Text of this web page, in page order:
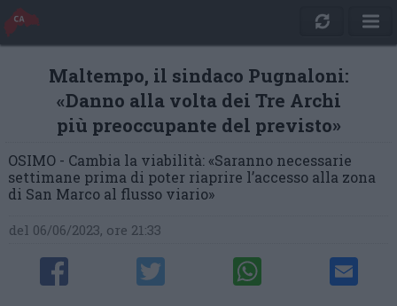
Maltempo, il sindaco Pugnaloni:
«Danno alla volta dei Tre Archi
più preoccupante del previsto»
OSIMO - Cambia la viabilità: «Saranno necessarie
settimane prima di poter riaprire l’accesso alla zona
di San Marco al flusso viario»
del 06/06/2023, ore 21:33